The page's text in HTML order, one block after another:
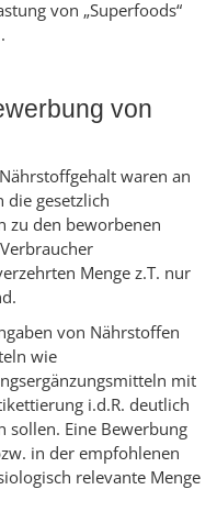
von „Superfoods“
.
von
waren an
die gesetzlich
zu den beworbenen
Menge z.T. nur
von Nährstoffen
wie
mit
i.d.R. deutlich
sollen. Eine Bewerbung
in der empfohlenen
relevante Menge